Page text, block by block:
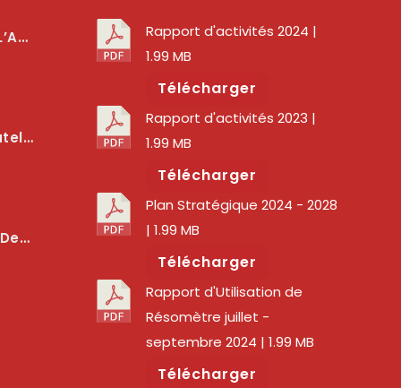
Les Usagers
Services Numériques
Des Réseaux
Rapport d'activités 2024 |
1.99 MB
Télécharger
Rapport d'activités 2023 |
1.99 MB
Télécharger
Plan Stratégique 2024 - 2028
| 1.99 MB
Télécharger
Rapport d'Utilisation de
Résomètre juillet -
septembre 2024 | 1.99 MB
Télécharger